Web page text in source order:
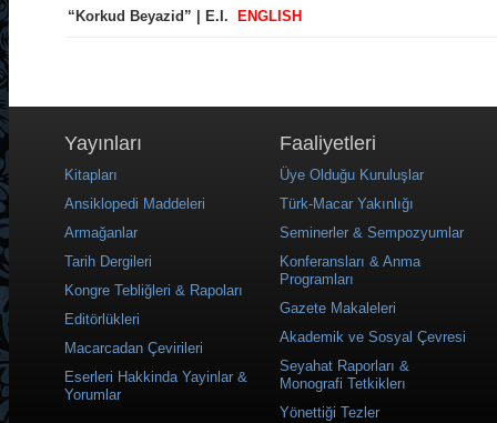
“Korkud Beyazid” | E.I. ENGLISH
Yayınları
Kitapları
Ansiklopedi Maddeleri
Armağanlar
Tarih Dergileri
Kongre Tebliğleri & Rapoları
Editörlükleri
Macarcadan Çevirileri
Eserleri Hakkinda Yayinlar &
Yorumlar
Faaliyetleri
Üye Olduğu Kuruluşlar
Türk-Macar Yakınlığı
Seminerler & Sempozyumlar
Konferansları & Anma
Programları
Gazete Makaleleri
Akademik ve Sosyal Çevresi
Seyahat Raporları &
Monografi Tetkiklerı
Yönettiği Tezler